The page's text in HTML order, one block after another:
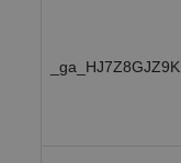
_ga_HJ7Z8GJZ9K